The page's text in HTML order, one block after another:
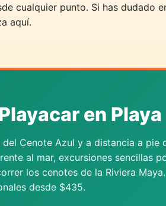
cualquier punto. Si has dudado
aquí.
en
Cenote Azul y a distancia a pie
al mar, excursiones sencillas
los cenotes de la Riviera Maya.
desde $435.